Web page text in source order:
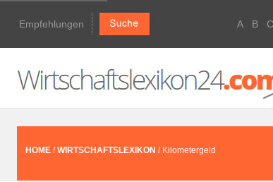
Empfehlungen A B C
HOME /WIRTSCHAFTSLEXIKON / Kilometergeld